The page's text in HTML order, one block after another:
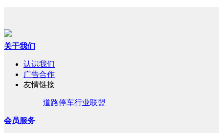
关于我们
认识我们
广告合作
友情链接
道路停车行业联盟
会员服务